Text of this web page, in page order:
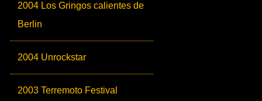
2004 Los Gringos calientes de
Berlin
2004 Unrockstar
2003 Terremoto Festival